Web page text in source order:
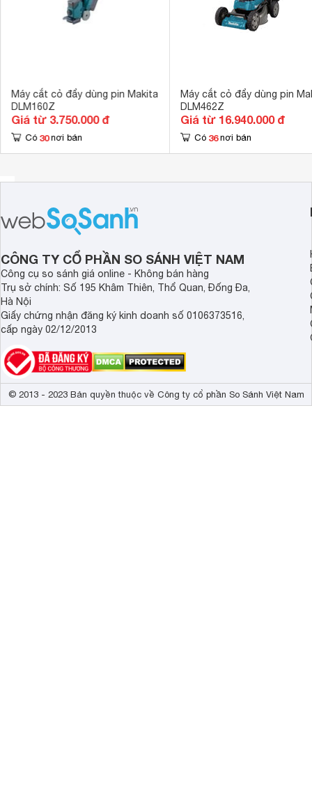
phẩm thực tế.
Xem toàn bộ nội dung
Máy cắt cỏ đẩy dùng pin Makita
DLM160Z
Giá từ 3.750.000 đ
Có 30 nơi bán
Máy cắt cỏ đẩy dùng pin
DLM462Z
Giá từ 16.940.000 đ
Có 36 nơi bán
CÔNG TY CỔ PHẦN SO SÁNH VIỆT NAM
Công cụ so sánh giá online - Không bán hàng
Trụ sở chính: Số 195 Khâm Thiên, Thổ Quan, Đống Đa,
Hà Nội
Giấy chứng nhận đăng ký kinh doanh số 0106373516,
cấp ngày 02/12/2013
© 2013 - 2023 Bản quyền thuộc về Công ty cổ phần So Sánh Việt Nam